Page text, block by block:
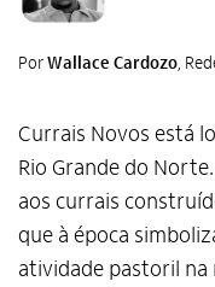
PorWallace Cardozo ,
Currais Novos está
Rio Grande do
aos currais
que à época
atividade pastoril na